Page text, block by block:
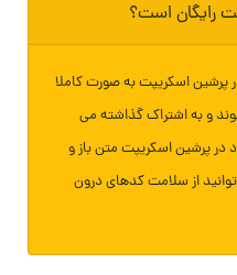
رایگان است؟
پرشین اسکریپت به صورت کاملا
و به اشتراک گذاشته می
در پرشین اسکریپت متن باز و
از سلامت کدهای درون